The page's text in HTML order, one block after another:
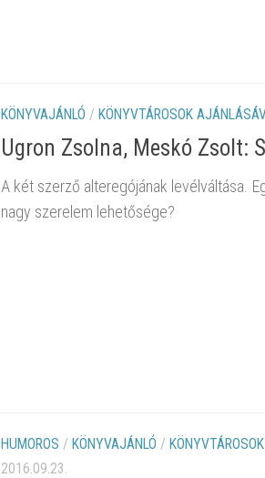
KÖNYVAJÁNLÓ / KÖNYVTÁROSOK
Ugron Zsolna, Meskó Zsolt:
A két szerző alteregójának levélváltása.
nagy szerelem lehetősége?
HUMOROS / KÖNYVAJÁNLÓ /
2016.09.23.